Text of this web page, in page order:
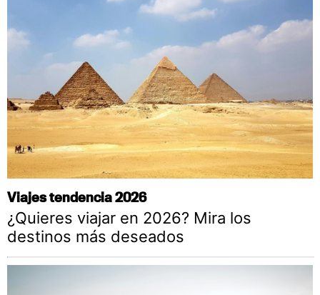
Viajes tendencia 2026
¿Quieres viajar en 2026? Mira los
destinos más deseados